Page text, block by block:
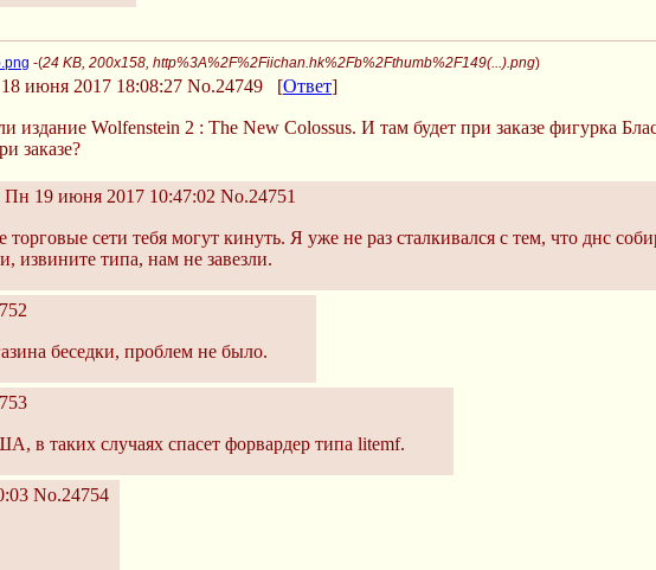
-(24 KB, 200x158, http%3A%2F%2Fiichan.hk%2Fb%2Fthumb%2F149(...).png)
июня 2017 18:08:27 No.24749 [Ответ]
издание Wolfenstein 2 : The New Colossus. И там будет при заказе фигурка
заказе?
Пн 19 июня 2017 10:47:02 No.24751
торговые сети тебя могут кинуть. Я уже не раз сталкивался с тем, что днс
извините типа, нам не завезли.
беседки, проблем не было.
в таких случаях спасет форвардер типа litemf.
No.24754